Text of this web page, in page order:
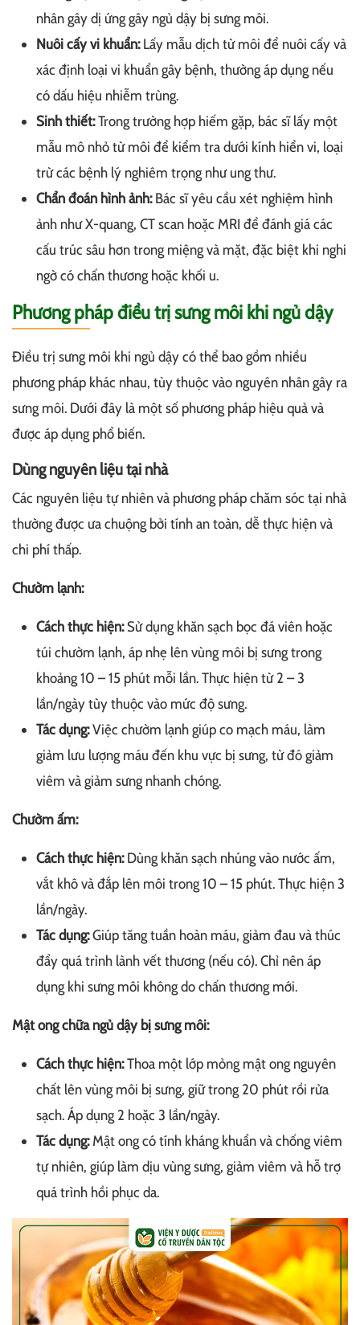
nhân gây dị ứng gây ngủ dậy bị sưng môi.
Nuôi cấy vi khuẩn:Lấy mẫu dịch từ môi để nuôi cấy và
xác định loại vi khuẩn gây bệnh, thường áp dụng nếu
có dấu hiệu nhiễm trùng.
Sinh thiết:Trong trường hợp hiếm gặp, bác sĩ lấy một
mẫu mô nhỏ từ môi để kiểm tra dưới kính hiển vi, loại
trừ các bệnh lý nghiêm trọng như ung thư.
Chẩn đoán hình ảnh:Bác sĩ yêu cầu xét nghiệm hình
ảnh như X-quang, CT scan hoặc MRI để đánh giá các
cấu trúc sâu hơn trong miệng và mặt, đặc biệt khi nghi
ngờ có chấn thương hoặc khối u.
Phương pháp điều trị sưng môi khi ngủ dậy
Điều trị sưng môi khi ngủ dậy có thể bao gồm nhiều
phương pháp khác nhau, tùy thuộc vào nguyên nhân gây ra
sưng môi. Dưới đây là một số phương pháp hiệu quả và
được áp dụng phổ biến.
Dùng nguyên liệu tại nhà
Các nguyên liệu tự nhiên và phương pháp chăm sóc tại nhà
thường được ưa chuộng bởi tính an toàn, dễ thực hiện và
chi phí thấp.
Chườm lạnh:
Cách thực hiện:Sử dụng khăn sạch bọc đá viên hoặc
túi chườm lạnh, áp nhẹ lên vùng môi bị sưng trong
khoảng 10 – 15 phút mỗi lần. Thực hiện từ 2 – 3
lần/ngày tùy thuộc vào mức độ sưng.
Tác dụng:Việc chườm lạnh giúp co mạch máu, làm
giảm lưu lượng máu đến khu vực bị sưng, từ đó giảm
viêm và giảm sưng nhanh chóng.
Chườm ấm:
Cách thực hiện:Dùng khăn sạch nhúng vào nước ấm,
vắt khô và đắp lên môi trong 10 – 15 phút. Thực hiện 3
lần/ngày.
Tác dụng:Giúp tăng tuần hoàn máu, giảm đau và thúc
đẩy quá trình lành vết thương (nếu có). Chỉ nên áp
dụng khi sưng môi không do chấn thương mới.
Mật ong chữa ngủ dậy bị sưng môi:
Cách thực hiện:Thoa một lớp mỏng mật ong nguyên
chất lên vùng môi bị sưng, giữ trong 20 phút rồi rửa
sạch. Áp dụng 2 hoặc 3 lần/ngày.
Tác dụng:Mật ong có tính kháng khuẩn và chống viêm
tự nhiên, giúp làm dịu vùng sưng, giảm viêm và hỗ trợ
quá trình hồi phục da.